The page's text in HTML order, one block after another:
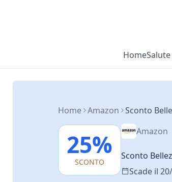
HomeSalute
Home Amazon Sconto
25%
SCONTO
Amazon
Sconto
Scade il